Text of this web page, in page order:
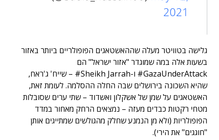
2021
גלישה בטוויטר מעלה שההאשטאגים הפופולריים ביותר באזור
בשעות אלה במה שמוגדר "אזור ישראל" הם
GazaUnderAttack# ו-Sheikh Jarrah# – שייח' ג'ראח,
שהיא השכונה בירושלים שבה החלה ההסלמה. לעומת זאת,
האשטאגים על שמן של אשקלון ואשדוד – שתי ערים שסובלות
מטחי רקטות כבדים מעזה – נמצאים הרחק מאחור במדד
הפופולריות (ולא מן הנמנע שחלק מהגולשים שמתייגים אותן
"חוגגים" את הירי).